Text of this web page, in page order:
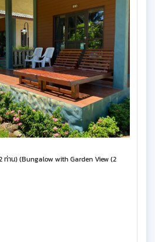
าน) (Bungalow with Garden View (2